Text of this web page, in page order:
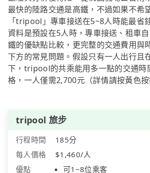
最快的陸路交通是高鐵，不過如果不希
「tripool」專車接送在5~8人時能最省
資料是預設在5人時，專車接送、租車
鐵的優缺點比較，更完整的交通費用與
下方的常見問題。假設只有一人出行且
下，tripool的共乘能用多一點的交通時
格，一人僅需2,700元（詳情請按黃色按
tripool 旅步
行程時間
185分
每人價格
$1,460/人
優點
可1~8位乘客